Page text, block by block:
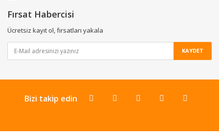
Fırsat Habercisi
Ücretsiz kayıt ol, fırsatları yakala
KAYDET
Bizi takip edin